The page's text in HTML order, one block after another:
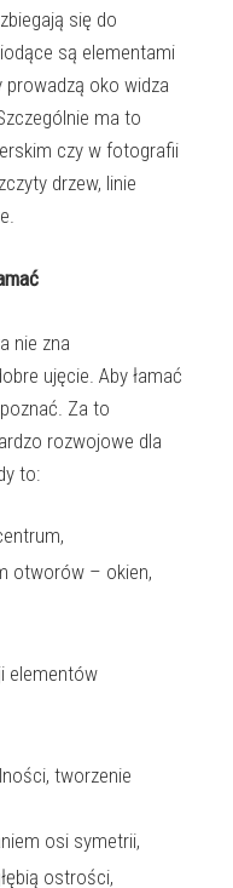
się do
są elementami
prowadzą oko widza
ma to
czy w fotografii
drzew, linie
nie zna
ujęcie. Aby łamać
Za to
rozwojowe dla
to:
otworów – okien,
elementów
tworzenie
osi symetrii,
ostrości,